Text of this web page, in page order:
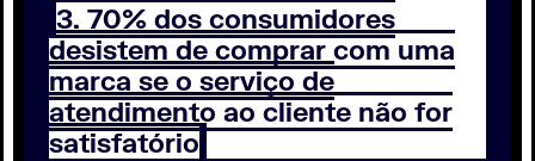
3. 70% dos consumidores
desistem de comprar com uma
marca se o serviço de
atendimento ao cliente não for
satisfatório